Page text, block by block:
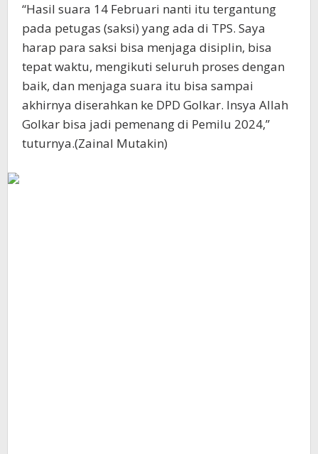
“Hasil suara 14 Februari nanti itu tergantung
pada petugas (saksi) yang ada di TPS. Saya
harap para saksi bisa menjaga disiplin, bisa
tepat waktu, mengikuti seluruh proses dengan
baik, dan menjaga suara itu bisa sampai
akhirnya diserahkan ke DPD Golkar. Insya Allah
Golkar bisa jadi pemenang di Pemilu 2024,”
tuturnya.(Zainal Mutakin)